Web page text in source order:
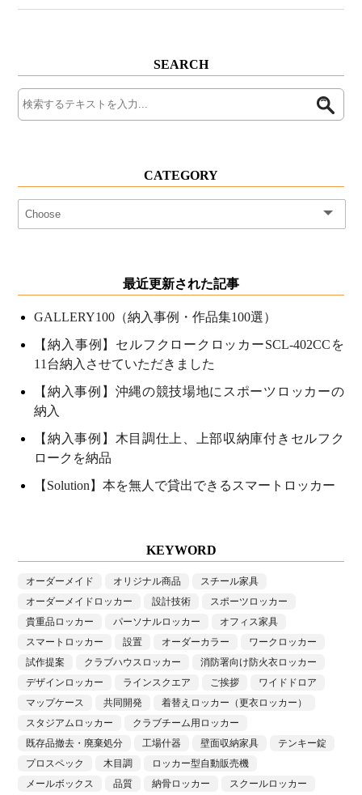
SEARCH
CATEGORY
最近更新された記事
GALLERY100（納入事例・作品集100選）
【納入事例】セルフクロークロッカーSCL-402CCを
11台納入させていただきました
【納入事例】沖縄の競技場地にスポーツロッカーの
納入
【納入事例】木目調仕上、上部収納庫付きセルフク
ロークを納品
【Solution】本を無人で貸出できるスマートロッカー
KEYWORD
オーダーメイド オリジナル商品
スチール家具
オーダーメイドロッカー
設計技術
スポーツロッカー
貴重品ロッカー
パーソナルロッカー
オフィス家具
スマートロッカー
設置 オーダーカラー
ワークロッカー
試作提案
クラブハウスロッカー
消防署向け防火衣ロッカー
デザインロッカー
ラインスクエア ご挨拶
ワイドドロア
マップケース
共同開発
着替えロッカー（更衣ロッカー）
スタジアムロッカー
クラブチーム用ロッカー
既存品撤去・廃棄処分
工場什器 壁面収納家具
テンキー錠
プロスペック
木目調
ロッカー型自動販売機
メールボックス
品質 納骨ロッカー スクールロッカー